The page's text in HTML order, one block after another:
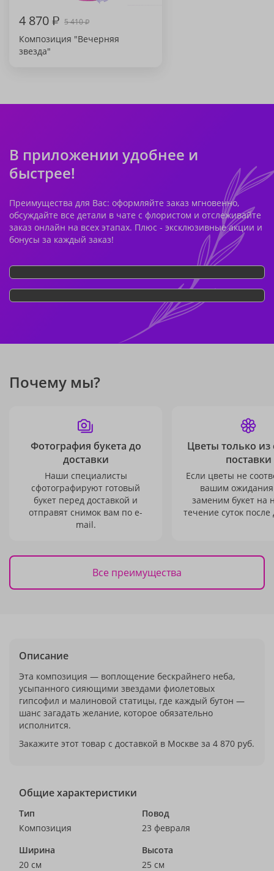
4 870₽ 5 410₽
Композиция "Вечерняя
звезда"
В приложении удобнее и
быстрее!
Преимущества для Вас: оформляйте заказ мгновенно,
обсуждайте все детали в чате с флористом и отслеживайте
заказ онлайн на всех этапах. Плюс - эксклюзивные акции и
бонусы за каждый заказ!
Почему мы?
Фотография букета до
доставки
Наши специалисты
сфотографируют готовый
букет перед доставкой и
отправят снимок вам по e-
mail.
Цветы только из
поставки
Если цветы не
вашим
заменим букет на
течение суток после
Все преимущества
Описание
Эта композиция — воплощение бескрайнего неба,
усыпанного сияющими звездами фиолетовых
гипсофил и малиновой статицы, где каждый бутон —
шанс загадать желание, которое обязательно
исполнится.
Закажите этот товар с доставкой в Москве за 4 870 руб.
Общие характеристики
Тип
Композиция
Повод
23 февраля
Ширина
20 см
Высота
25 см